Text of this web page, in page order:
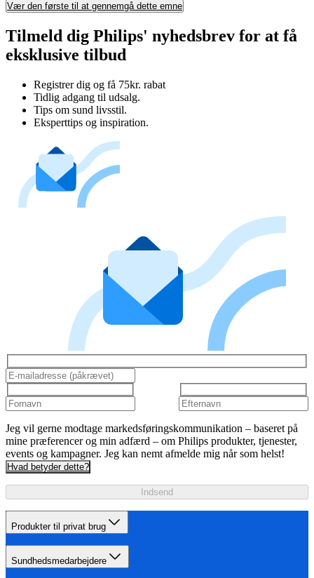
Vær den første til at gennemgå dette emne
Tilmeld dig Philips' nyhedsbrev for at få
eksklusive tilbud
Registrer dig og få 75kr. rabat
Tidlig adgang til udsalg.
Tips om sund livsstil.
Eksperttips og inspiration.
Jeg vil gerne modtage markedsføringskommunikation – baseret på
mine præferencer og min adfærd – om Philips produkter, tjenester,
events og kampagner. Jeg kan nemt afmelde mig når som helst!
Hvad betyder dette?
Indsend
Produkter til privat brug
Sundhedsmedarbejdere